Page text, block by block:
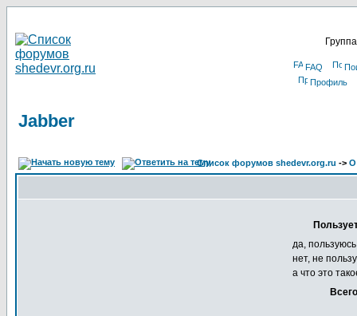
FAQ
Профиль
Jabber
Список форумов shedevr.org.ru -> О
да, пользуюсь
нет, не
а что это